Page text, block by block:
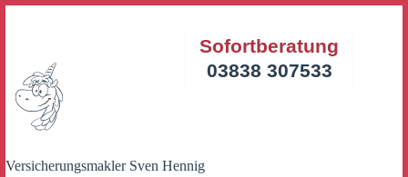
Versicherungsmakler Sven Hennig
Sofortberatung
03838 307533